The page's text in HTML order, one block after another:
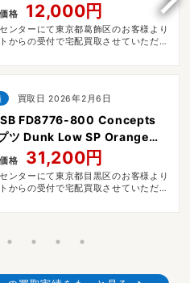
格 12,000円
ンターにて東京都葛飾区のお客様より
からの受付で宅配買取させていただき
買取日 2026年2月6日
SB FD8776-800 Concepts
ツ Dunk Low SP Orange
格 31,200円
ンターにて東京都目黒区のお客様より
からの受付で宅配買取させていただき